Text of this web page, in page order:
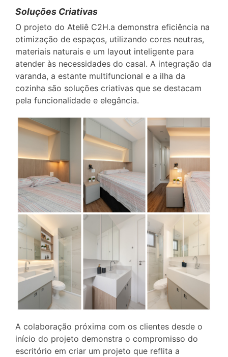
Soluções Criativas
O projeto do Ateliê C2H.a demonstra eficiência na
otimização de espaços, utilizando cores neutras,
materiais naturais e um layout inteligente para
atender às necessidades do casal. A integração da
varanda, a estante multifuncional e a ilha da
cozinha são soluções criativas que se destacam
pela funcionalidade e elegância.
A colaboração próxima com os clientes desde o
início do projeto demonstra o compromisso do
escritório em criar um projeto que reflita a